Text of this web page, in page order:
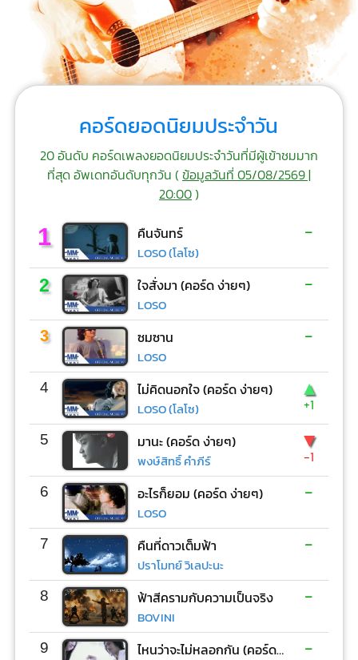
คอร์ดยอดนิยมประจำวัน
20 อันดับ คอร์ดเพลงยอดนิยมประจำวันที่มีผู้เข้าชมมาก
ที่สุด อัพเดทอันดับทุกวัน (ข้อมูลวันที่ 05/08/2569 |
20:00)
1 คืนจันทร์
LOSO (โลโซ)
-
2 ใจสั่งมา (คอร์ด ง่ายๆ)
LOSO
-
3 ซมซาน
LOSO
-
4 ไม่คิดนอกใจ (คอร์ด ง่ายๆ)
LOSO (โลโซ)
▲
+1
5 มานะ (คอร์ด ง่ายๆ)
พงษ์สิทธิ์ คำภีร์
▼
-1
6 อะไรก็ยอม (คอร์ด ง่ายๆ)
LOSO
-
7 คืนที่ดาวเต็มฟ้า
ปราโมทย์ วิเลปะนะ
-
8 ฟ้าสีครามกับความเป็นจริง
BOVINI
-
9 ไหนว่าจะไม่หลอกกัน (คอร์ด ง่ายๆ) -